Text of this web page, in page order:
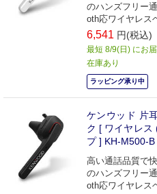
のハンズフリー
oth応ワイヤレス
6,541 円(税込)
最短 8/9(日) にお
在庫あり
ラッピング承り中
ケンウッド 片
ク [ ワイヤレス
プ ] KH-M500-B
高い通話品質で
のハンズフリー
oth応ワイヤレス